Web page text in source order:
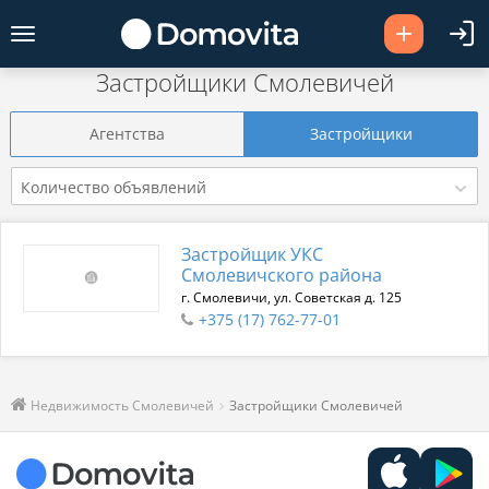
Застройщики Смолевичей
Агентства Застройщики
Количество объявлений
Застройщик УКС
Смолевичского района
г. Смолевичи, ул. Советская д. 125
+375 (17) 762-77-01
Недвижимость Смолевичей Застройщики Смолевичей